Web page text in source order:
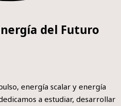
del Futuro
energía scalar y energía
a estudiar, desarrollar